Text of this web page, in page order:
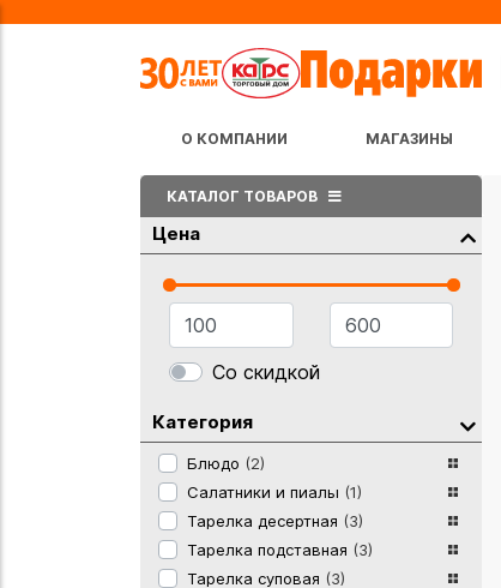
О КОМПАНИИ МАГАЗИНЫ
КАТАЛОГ ТОВАРОВ
Цена
Со скидкой
Категория
Блюдо (2)
Салатники и пиалы (1)
Тарелка десертная (3)
Тарелка подставная (3)
Тарелка суповая (3)